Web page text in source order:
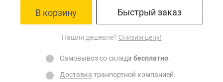
В корзину Быстрый заказ
Нашли дешевле? Снизим цену!
Самовывоз со склада бесплатно.
Доставка транпортной компанией.